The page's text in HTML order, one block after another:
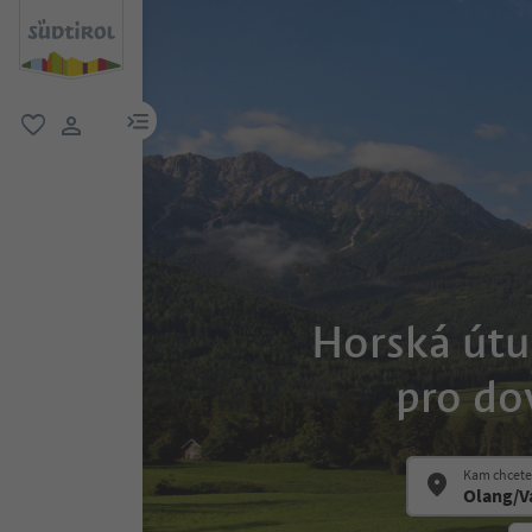
uživatelský odkaz
odkaz na menu
Horská
pro
Kam